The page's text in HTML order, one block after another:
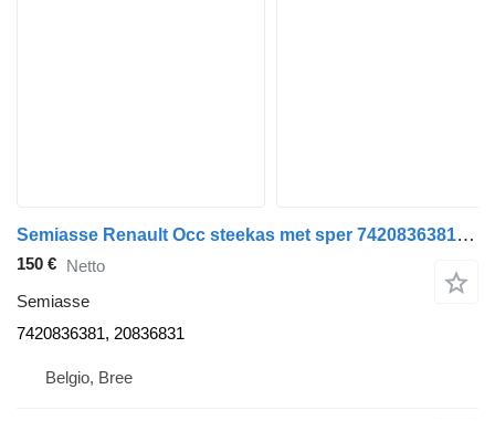
Semiasse Renault Occ steekas met sper 7420836381 per camion
150 € Netto
Semiasse
7420836381, 20836831
Belgio, Bree